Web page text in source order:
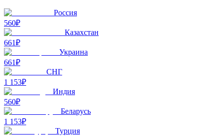
Россия
560₽
Казахстан
661₽
Украина
661₽
СНГ
1 153₽
Индия
560₽
Беларусь
1 153₽
Турция